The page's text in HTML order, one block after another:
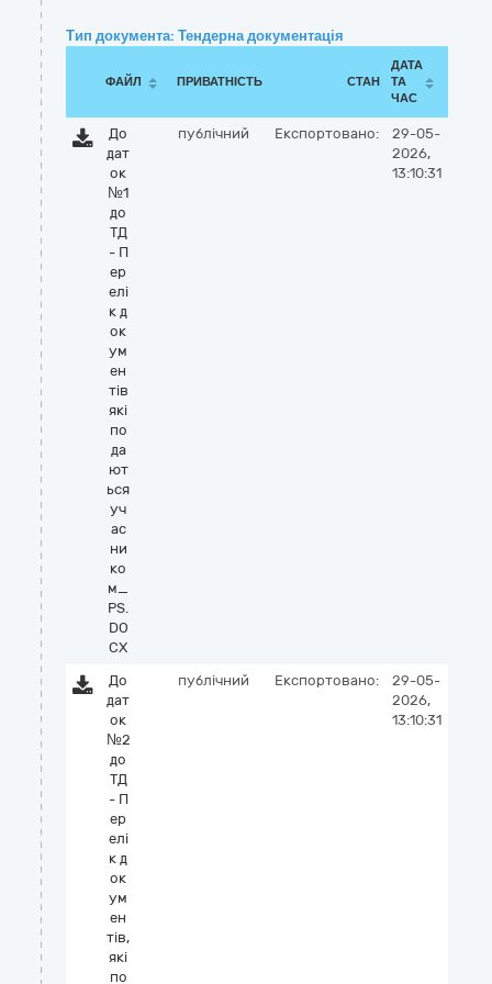
Тип документа: Тендерна документація
ФАЙЛ ПРИВАТНІСТЬ СТАН
ДАТА
ТА
ЧАС
До
дат
ок
№1
до
ТД
- П
ер
елі
к д
ок
ум
ен
тів
які
по
да
ют
ься
уч
ас
ни
ко
м_
PS.
DO
CX
публічний Експортовано:
29-05-
2026,
13:10:31
До
дат
ок
№2
до
ТД
- П
ер
елі
к д
ок
ум
ен
тів,
які
по
публічний Експортовано:
29-05-
2026,
13:10:31